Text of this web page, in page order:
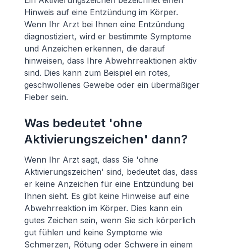
Hinweis auf eine Entzündung im Körper.
Wenn Ihr Arzt bei Ihnen eine Entzündung
diagnostiziert, wird er bestimmte Symptome
und Anzeichen erkennen, die darauf
hinweisen, dass Ihre Abwehrreaktionen aktiv
sind. Dies kann zum Beispiel ein rotes,
geschwollenes Gewebe oder ein übermäßiger
Fieber sein.
Was bedeutet 'ohne
Aktivierungszeichen' dann?
Wenn Ihr Arzt sagt, dass Sie 'ohne
Aktivierungszeichen' sind, bedeutet das, dass
er keine Anzeichen für eine Entzündung bei
Ihnen sieht. Es gibt keine Hinweise auf eine
Abwehrreaktion im Körper. Dies kann ein
gutes Zeichen sein, wenn Sie sich körperlich
gut fühlen und keine Symptome wie
Schmerzen, Rötung oder Schwere in einem